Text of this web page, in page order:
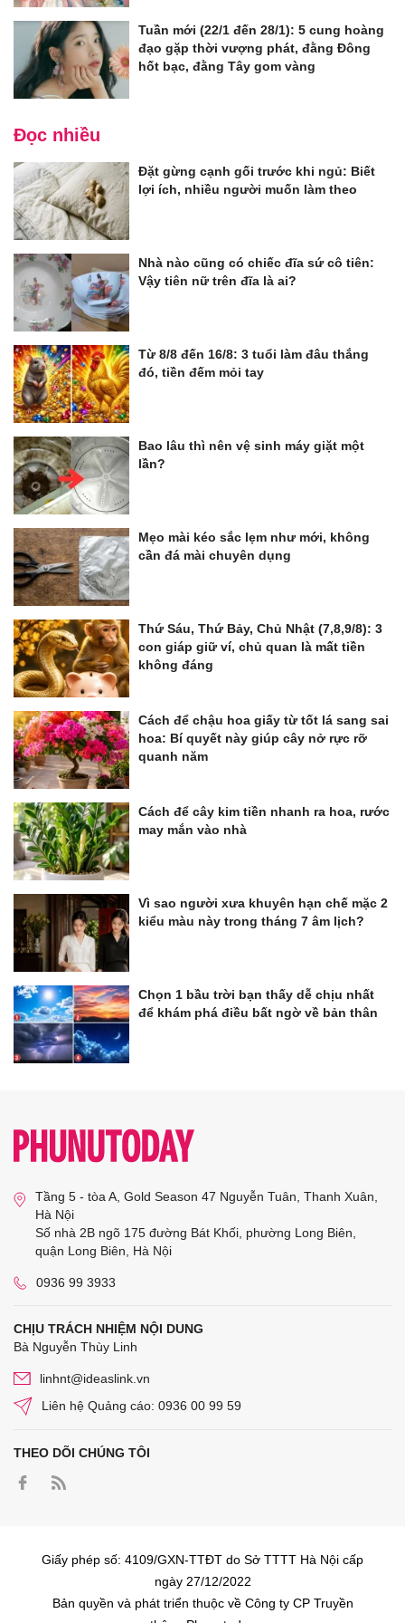
Tuần mới (22/1 đến 28/1): 5 cung hoàng
đạo gặp thời vượng phát, đằng Đông
hốt bạc, đằng Tây gom vàng
Đọc nhiều
Đặt gừng cạnh gối trước khi ngủ: Biết
lợi ích, nhiều người muốn làm theo
Nhà nào cũng có chiếc đĩa sứ cô tiên:
Vậy tiên nữ trên đĩa là ai?
Từ 8/8 đến 16/8: 3 tuổi làm đâu thắng
đó, tiền đếm mỏi tay
Bao lâu thì nên vệ sinh máy giặt một
lần?
Mẹo mài kéo sắc lẹm như mới, không
cần đá mài chuyên dụng
Thứ Sáu, Thứ Bảy, Chủ Nhật (7,8,9/8): 3
con giáp giữ ví, chủ quan là mất tiền
không đáng
Cách để chậu hoa giấy từ tốt lá sang sai
hoa: Bí quyết này giúp cây nở rực rỡ
quanh năm
Cách để cây kim tiền nhanh ra hoa, rước
may mắn vào nhà
Vì sao người xưa khuyên hạn chế mặc 2
kiểu màu này trong tháng 7 âm lịch?
Chọn 1 bầu trời bạn thấy dễ chịu nhất
để khám phá điều bất ngờ về bản thân
Tầng 5 - tòa A, Gold Season 47 Nguyễn Tuân, Thanh Xuân,
Hà Nội
Số nhà 2B ngõ 175 đường Bát Khối, phường Long Biên,
quận Long Biên, Hà Nội
0936 99 3933
CHỊU TRÁCH NHIỆM NỘI DUNG
Bà Nguyễn Thùy Linh
linhnt@ideaslink.vn
Liên hệ Quảng cáo: 0936 00 99 59
THEO DÕI CHÚNG TÔI
Giấy phép số: 4109/GXN-TTĐT do Sở TTTT Hà Nội cấp
ngày 27/12/2022
Bản quyền và phát triển thuộc về Công ty CP Truyền